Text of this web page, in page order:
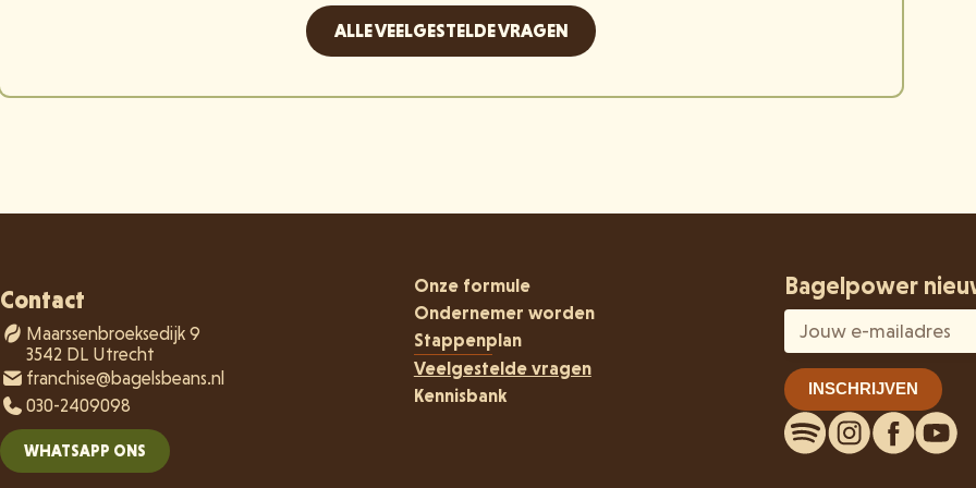
ALLE VEELGESTELDE VRAGEN
Contact
Maarssenbroeksedijk 9
3542 DL Utrecht
franchise@bagelsbeans.nl
030-2409098
WHATSAPP ONS
Onze formule
Ondernemer worden
Stappenplan
Veelgestelde vragen
Kennisbank
Bagelpower